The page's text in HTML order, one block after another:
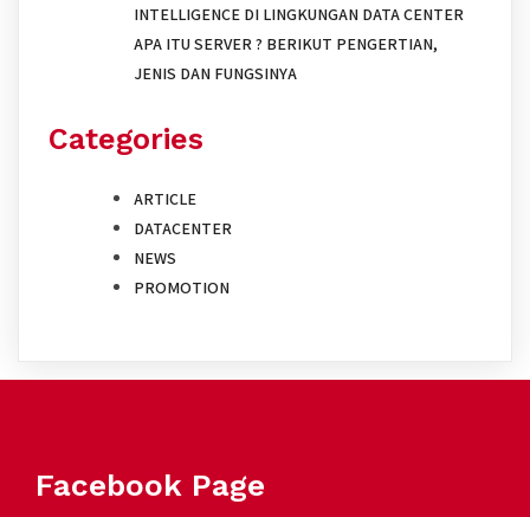
INTELLIGENCE DI LINGKUNGAN DATA CENTER
APA ITU SERVER ? BERIKUT PENGERTIAN,
JENIS DAN FUNGSINYA
Categories
ARTICLE
DATACENTER
NEWS
PROMOTION
Facebook Page